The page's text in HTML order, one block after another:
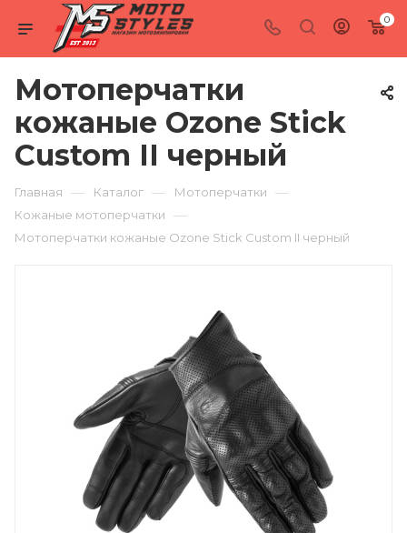
0
Мотоперчатки
кожаные Ozone Stick
Custom II черный
Главная — Каталог — Мотоперчатки —
Кожаные мотоперчатки —
Мотоперчатки кожаные Ozone Stick Custom II черный